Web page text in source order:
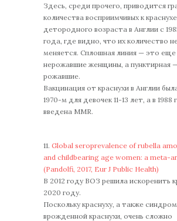
Здесь, среди прочего, приводится
количества восприимчивых к
детородного возраста в Англии с
года, где видно, что их количество
меняется. Сплошная линия — это еще
нерожавшие женщины, а пунктирная
рожавшие.
Вакцинация от краснухи в Англии
1970-м для девочек 11-13 лет, а в 1988
введенa MMR.
11. Global seroprevalence of rubella
and childbearing age women: a meta-
(Pandolfi, 2017, Eur J Public Health)
В 2012 году ВОЗ решила искоренить
2020 году.
Поскольку краснуху, а также синдром
врожденной краснухи, очень сложно